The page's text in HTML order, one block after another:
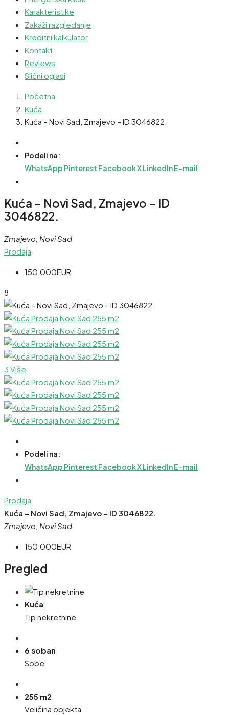
Karakteristike
Zakaži razgledanje
Kreditni kalkulator
Kontakt
Reviews
Slični oglasi
Početna
Kuća
Kuća – Novi Sad, Zmajevo – ID 3046822.
Podeli na:
WhatsApp Pinterest FacebookXLinkedInE-mail
Kuća – Novi Sad, Zmajevo – ID
3046822.
Zmajevo, Novi Sad
Prodaja
150,000EUR
8
3 Više
Podeli na:
WhatsApp Pinterest FacebookXLinkedInE-mail
Prodaja
Kuća – Novi Sad, Zmajevo – ID 3046822.
Zmajevo, Novi Sad
150,000EUR
Pregled
Kuća
Tip nekretnine
6 soban
Sobe
255 m2
Veličina objekta